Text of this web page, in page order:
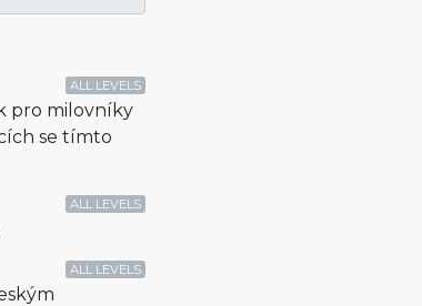
ALL LEVELS
pro milovníky
se tímto
ALL LEVELS
ALL LEVELS